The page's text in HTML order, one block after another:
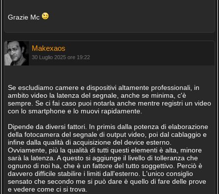
Grazie Mc
Makexaos
30 Luglio 2025 ore 19:22
Se escludiamo camere e dispositivi altamente professionali, in
ambito video la latenza del segnale, anche se minima, c'è
sempre. Se ci fai caso puoi notarla anche mentre registri un video
con lo smartphone e lo muovi rapidamente.
Dipende da diversi fattori. In primis dalla potenza di elaborazione
della fotocamera del segnale di output video, poi dal cablaggio e
infine dalla qualità di acquisizione del device esterno.
Ovviamente, più la qualità di tutti questi elementi è alta, minore
sarà la latenza. A questo si aggiunge il livello di tolleranza che
ognuno di noi ha, che è un fattore del tutto soggettivo. Perciò è
davvero difficile stabilire i limiti dall'esterno. L'unico consiglio
sensato che secondo me si può dare è quello di fare delle prove
e vedere come ci si trova.